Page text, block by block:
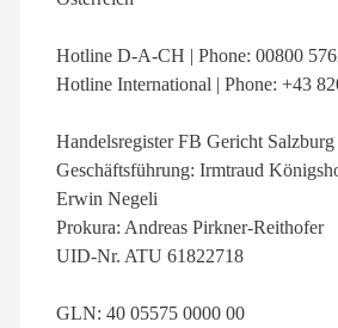
Hotline D-A-CH | Phone: 00800
Hotline International | Phone: +43
Handelsregister FB Gericht
Geschäftsführung: Irmtraud
Erwin Negeli
Prokura: Andreas Pirkner-Reithofer
UID-Nr. ATU 61822718
GLN: 40 05575 0000 00